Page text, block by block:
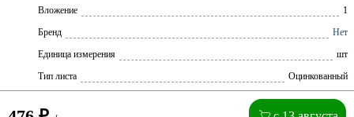
Вложение
1
Бренд
Нет
Единица измерения
шт
Тип листа
Оцинкованный